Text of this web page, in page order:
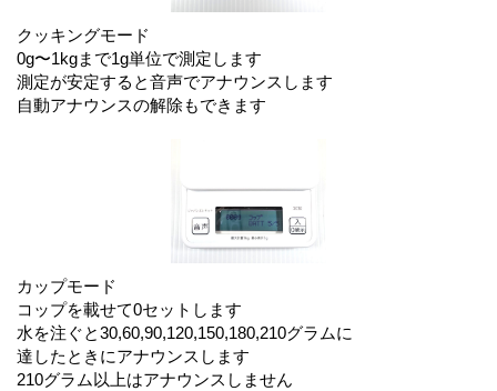
クッキングモード
0g〜1kgまで1g単位で測定します
測定が安定すると音声でアナウンスします
自動アナウンスの解除もできます
カップモード
コップを載せて0セットします
水を注ぐと30,60,90,120,150,180,210グラムに
達したときにアナウンスします
210グラム以上はアナウンスしません